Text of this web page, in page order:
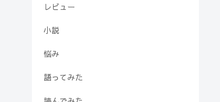
レビュー
小説
悩み
語ってみた